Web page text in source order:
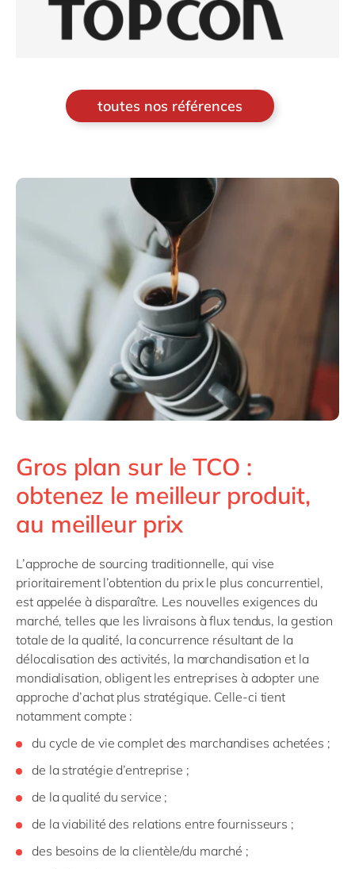
toutes nos références
Gros plan sur le TCO :
obtenez le meilleur produit,
au meilleur prix
L’approche de sourcing traditionnelle, qui vise
prioritairement l’obtention du prix le plus concurrentiel,
est appelée à disparaître. Les nouvelles exigences du
marché, telles que les livraisons à flux tendus, la gestion
totale de la qualité, la concurrence résultant de la
délocalisation des activités, la marchandisation et la
mondialisation, obligent les entreprises à adopter une
approche d’achat plus stratégique. Celle-ci tient
notamment compte :
du cycle de vie complet des marchandises achetées ;
de la stratégie d’entreprise ;
de la qualité du service ;
de la viabilité des relations entre fournisseurs ;
des besoins de la clientèle/du marché ;